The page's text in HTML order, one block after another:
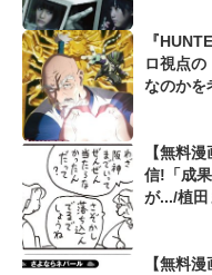
『
ロ視点
なのかを
【無料
信!「成
が.../植田
【無料